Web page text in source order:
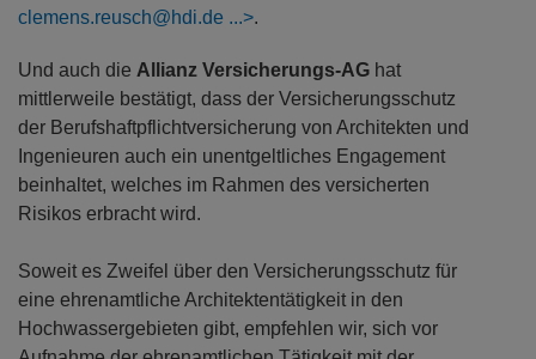
clemens.reusch@hdi.de
.
Und auch die Allianz Versicherungs-AG hat
mittlerweile bestätigt, dass der Versicherungsschutz
der Berufshaftpflichtversicherung von Architekten und
Ingenieuren auch ein unentgeltliches Engagement
beinhaltet, welches im Rahmen des versicherten
Risikos erbracht wird.
Soweit es Zweifel über den Versicherungsschutz für
eine ehrenamtliche Architektentätigkeit in den
Hochwassergebieten gibt, empfehlen wir, sich vor